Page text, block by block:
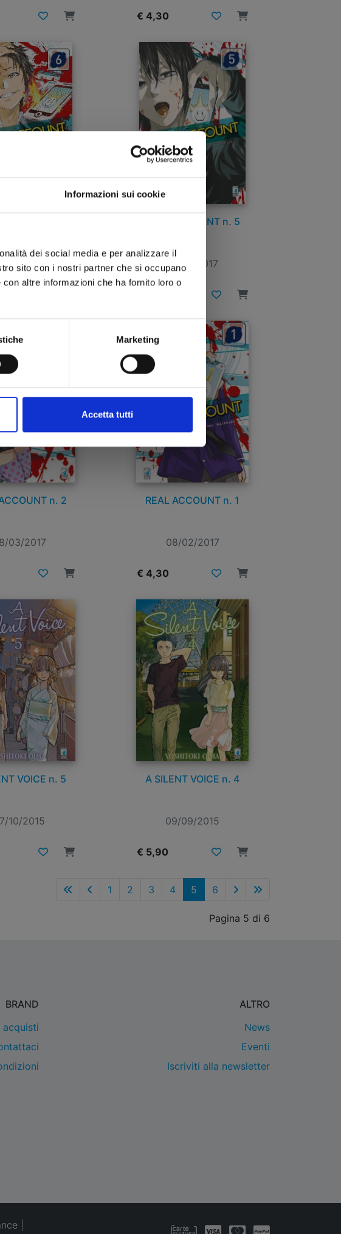
Informazioni sui cookie
dei social media e per analizzare il
sito con i nostri partner che si occupano
altre informazioni che ha fornito loro o
Marketing
Accetta tutti
€ 4,30
09/2017
REAL ACCOUNT n. 5
12/07/2017
n. 2
03/2017
REAL ACCOUNT n. 1
08/02/2017
€ 4,30
VOICE n. 5
10/2015
A SILENT VOICE n. 4
09/09/2015
€ 5,90
1 2 3 4 5 6
Pagina 5 di 6
BRAND
acquisti
ALTRO
News
Eventi
Iscriviti alla newsletter